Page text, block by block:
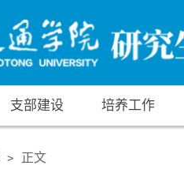
支部建设 培养工作
> 正文